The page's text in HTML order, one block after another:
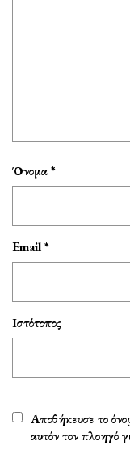
Όνομα*
Email*
Ιστότοπος
Αποθήκευσε το
αυτόν τον πλοηγό